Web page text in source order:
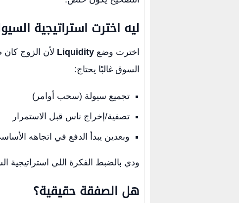
ليه اخترت استراتيجية
اخترت وضع Liquidity لأن الزوج كان
السوق غالبًا يحتاج:
تجميع سيولة (سحب أوامر)
تصفية/إخراج ناس قبل الاستمرار
وبعدين يبدأ الدفع في اتجاهه
ودي بالضبط الفكرة اللي استراتيجية
هل الصفقة حقيقية؟